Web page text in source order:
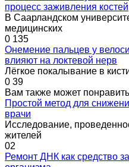
процесс заживления костей
В Саарландском
медицинских
0 135
Онемение пальцев у
влияют на локтевой нерв
Лёгкое покалывание в
0 39
Вам также может
Простой метод для
врачи
Исследование,
жителей
02
Ремонт ДНК как средство